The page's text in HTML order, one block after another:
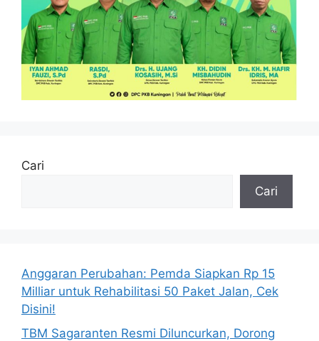
Cari
Cari
Anggaran Perubahan: Pemda Siapkan Rp 15
Milliar untuk Rehabilitasi 50 Paket Jalan, Cek
Disini!
TBM Sagaranten Resmi Diluncurkan, Dorong